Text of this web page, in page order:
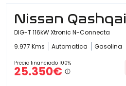
Nissan Qashqai
DIG-T 116kW Xtronic N-Connecta
9.977 Kms
Automatica Gasolina
Precio financiado 100%
25.350€